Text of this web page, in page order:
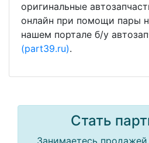
оригинальные
онлайн при помощи пары
нашем портале б/у
(part39.ru).
Стать
Занимаетесь продажей